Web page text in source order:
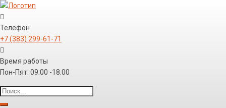
Телефон
+7 (383) 299-61-71
Время работы
Пон-Пят: 09.00 -18.00